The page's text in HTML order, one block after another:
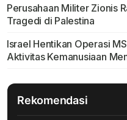
Perusahaan Militer Zionis
Tragedi di Palestina
Israel Hentikan Operasi
Aktivitas Kemanusiaan
Rekomendasi